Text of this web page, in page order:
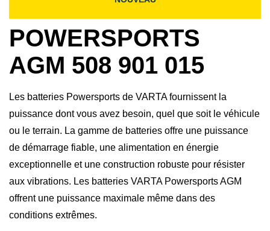
POWERSPORTS
AGM 508 901 015
Les batteries Powersports de VARTA fournissent la
puissance dont vous avez besoin, quel que soit le véhicule
ou le terrain. La gamme de batteries offre une puissance
de démarrage fiable, une alimentation en énergie
exceptionnelle et une construction robuste pour résister
aux vibrations. Les batteries VARTA Powersports AGM
offrent une puissance maximale même dans des
conditions extrêmes.